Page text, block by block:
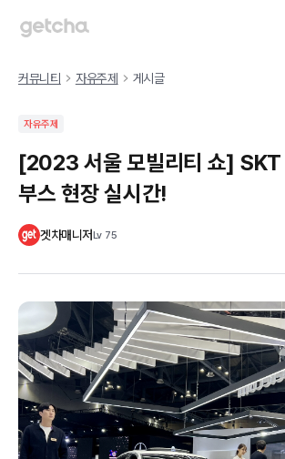
커뮤니티 자유주제 게시글
자유주제
[2023 서울 모빌리티 쇼]
부스 현장 실시간!
겟차매니저Lv 75